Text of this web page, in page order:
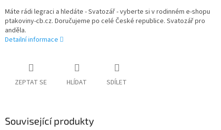
Máte rádi legraci a hledáte - Svatozář - vyberte si v rodinném e-shopu
ptakoviny-cb.cz. Doručujeme po celé České republice. Svatozář pro
anděla.
Detailní informace
ZEPTAT SE HLÍDAT SDÍLET
Související produkty